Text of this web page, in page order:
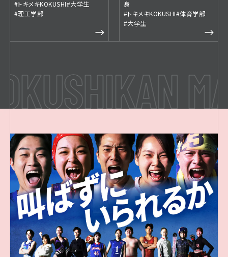
#トキメキKOKUSHI#大学生
#理工学部
身
#トキメキKOKUSHI#体育学部
#大学生